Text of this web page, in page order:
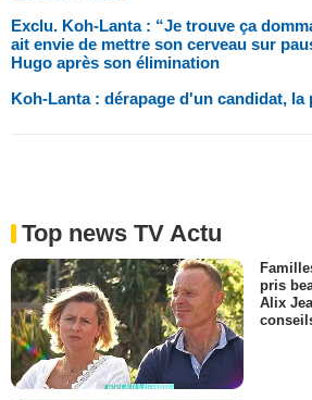
Exclu. Koh-Lanta : “Je trouve ça
ait envie de mettre son cerveau sur
Hugo après son élimination
Koh-Lanta : dérapage d'un candidat,
Top news TV Actu
pris
Alix